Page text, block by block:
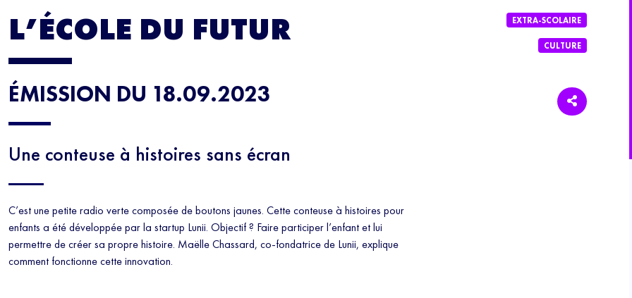
L’ÉCOLE DU FUTUR
ÉMISSION DU 18.09.2023
Une conteuse à histoires sans écran
C’est une petite radio verte composée de boutons jaunes. Cette conteuse à histoires pour
enfants a été développée par la startup Lunii. Objectif ? Faire participer l’enfant et lui
permettre de créer sa propre histoire. Maëlle Chassard, co-fondatrice de Lunii, explique
comment fonctionne cette innovation.
EXTRA-SCOLAIRE
CULTURE